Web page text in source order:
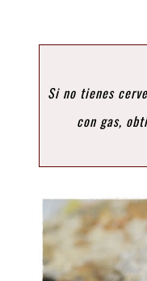
Si no tienes
con gas,